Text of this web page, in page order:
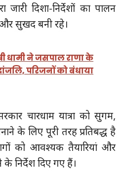
जारी दिशा-निर्देशों का पालन
और सुखद बनी रहे।
धामी ने जसपाल राणा के
परिजनों को बंधाया
चारधाम यात्रा को सुगम,
के लिए पूरी तरह प्रतिबद्ध है
को आवश्यक तैयारियां और
निर्देश दिए गए हैं।